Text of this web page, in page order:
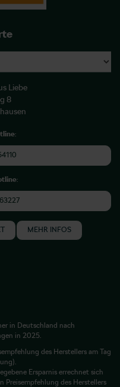
Liebe
8
:
:
MEHR INFOS
in Deutschland nach
in 2025.
des Herstellers am Tag
Ersparnis errechnet sich
Preisempfehlung des Herstellers